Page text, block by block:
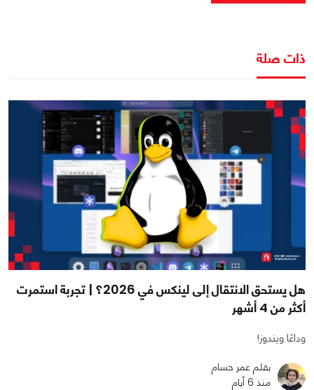
ذات صلة
هل يستحق الانتقال إلى لينكس في 2026؟ | تجربة استمرت
أكثر من 4 أشهر
وداعًا ويندوز!
بقلم عمر حسام
منذ 6 أيام